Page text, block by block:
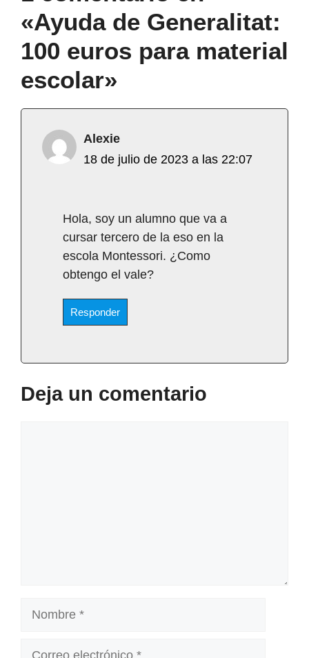
«Ayuda de Generalitat:
100 euros para material
escolar»
Alexie
18 de julio de 2023 a las 22:07
Hola, soy un alumno que va a
cursar tercero de la eso en la
escola Montessori. ¿Como
obtengo el vale?
Responder
Deja un comentario